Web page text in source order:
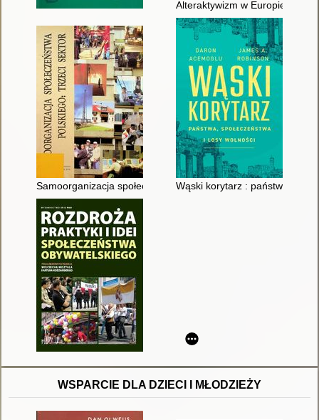
Alteraktywizm w Europie
Samoorganizacja społeczeństwa polskiego : trzeci sektor :
Wąski korytarz : państwa,
WSPARCIE DLA DZIECI I MŁODZIEŻY